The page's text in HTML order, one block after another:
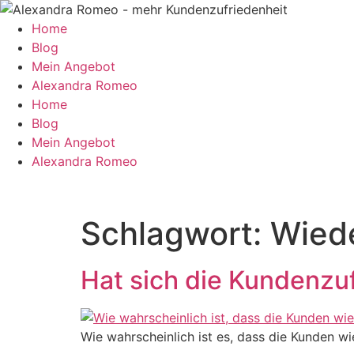
Zum
Inhalt
springen
Home
Blog
Mein Angebot
Alexandra Romeo
Home
Blog
Mein Angebot
Alexandra Romeo
Schlagwort:
Hat sich die
Wie wahrscheinlich ist es, dass die Kunden